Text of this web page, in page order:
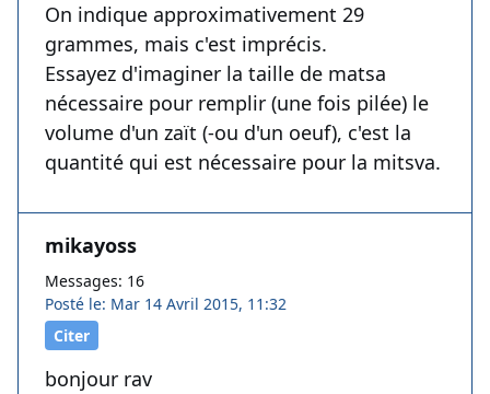
On indique approximativement 29
grammes, mais c'est imprécis.
Essayez d'imaginer la taille de matsa
nécessaire pour remplir (une fois pilée) le
volume d'un zaït (-ou d'un oeuf), c'est la
quantité qui est nécessaire pour la mitsva.
mikayoss
Messages: 16
Posté le: Mar 14 Avril 2015, 11:32
Citer
bonjour rav